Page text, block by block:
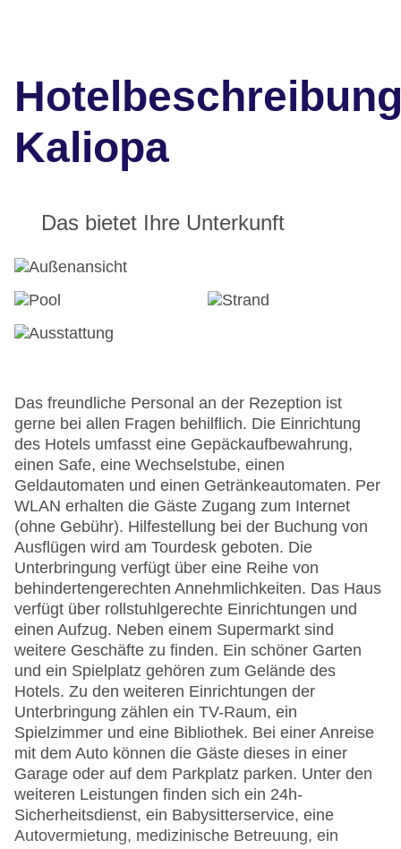
Kaliopa
Das bietet Ihre Unterkunft
Das freundliche Personal an der Rezeption ist
gerne bei allen Fragen behilflich. Die Einrichtung
des Hotels umfasst eine Gepäckaufbewahrung,
einen Safe, eine Wechselstube, einen
Geldautomaten und einen Getränkeautomaten. Per
WLAN erhalten die Gäste Zugang zum Internet
(ohne Gebühr). Hilfestellung bei der Buchung von
Ausflügen wird am Tourdesk geboten. Die
Unterbringung verfügt über eine Reihe von
behindertengerechten Annehmlichkeiten. Das Haus
verfügt über rollstuhlgerechte Einrichtungen und
einen Aufzug. Neben einem Supermarkt sind
weitere Geschäfte zu finden. Ein schöner Garten
und ein Spielplatz gehören zum Gelände des
Hotels. Zu den weiteren Einrichtungen der
Unterbringung zählen ein TV-Raum, ein
Spielzimmer und eine Bibliothek. Bei einer Anreise
mit dem Auto können die Gäste dieses in einer
Garage oder auf dem Parkplatz parken. Unter den
weiteren Leistungen finden sich ein 24h-
Sicherheitsdienst, ein Babysitterservice, eine
Autovermietung, medizinische Betreuung, ein